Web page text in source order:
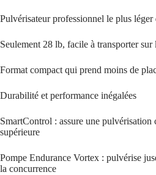
Pulvérisateur professionnel le plus léger
Seulement 28 lb, facile à transporter sur
Format compact qui prend moins de
Durabilité et performance inégalées
SmartControl : assure une
supérieure
Pompe Endurance Vortex : pulvérise
la concurrence